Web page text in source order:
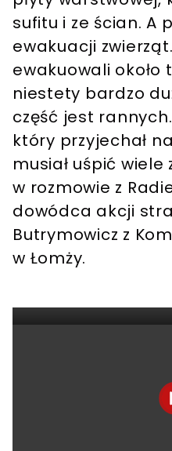
sufitu i ze ścian. A
ewakuacji
ewakuowali około
niestety bardzo
część jest
który przyjechał
musiał uśpić wiele
w rozmowie z
dowódca akcji
Butrymowicz z
w Łomży.